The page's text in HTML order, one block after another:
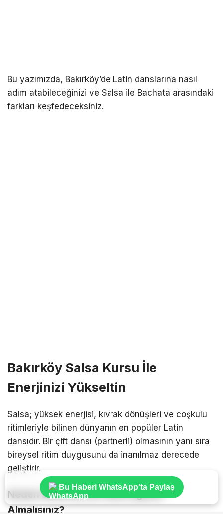
Bu yazımızda, Bakırköy’de Latin danslarına nasıl
adım atabileceğinizi ve Salsa ile Bachata arasındaki
farkları keşfedeceksiniz.
Bakırköy Salsa Kursu İle
Enerjinizi Yükseltin
Salsa; yüksek enerjisi, kıvrak dönüşleri ve coşkulu
ritimleriyle bilinen dünyanın en popüler Latin
dansıdır. Bir çift dansı (partnerli) olmasının yanı sıra
bireysel ritim duygusunu da inanılmaz derecede
geliştirir.
Neden Bakırköy’de Salsa Eğitimi
Almalısınız?
Bu Haberi WhatsApp'ta Paylaş